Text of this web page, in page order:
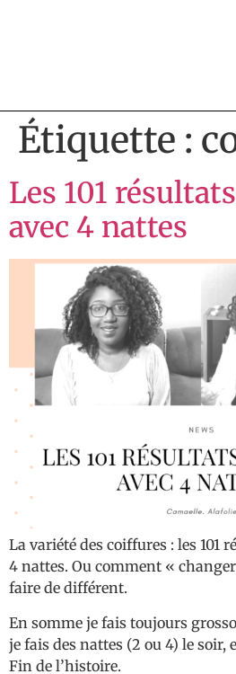
Étiquette :
Les 101
avec 4 nattes
La variété des coiffures : les 101
4 nattes. Ou comment «
faire de différent.
En somme je fais toujours
je fais des nattes (2 ou 4) le soir,
Fin de l’histoire.